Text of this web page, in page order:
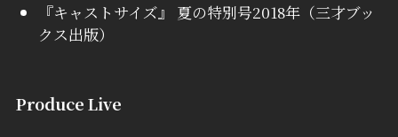
『キャストサイズ』 夏の特別号2018年（三才ブッ
クス出版）
Produce Live